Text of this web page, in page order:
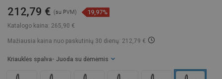
Katalogo kaina: 265,90 €
212,79 € (su PVM) 19,97%
Mažiausia kaina nuo paskutinių 30 dienų: 212,79 €
Kriauklės spalva - Juoda su dėmėmis